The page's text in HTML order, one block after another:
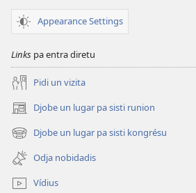
Appearance Settings
Links pa entra diretu
Pidi un vizita
Djobe un lugar pa sisti runion
(abri
un
janéla
novu)
Djobe un lugar pa sisti kongrésu
(abri
un
janéla
novu)
Odja nobidadis
Vídius